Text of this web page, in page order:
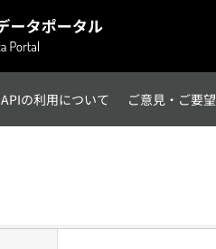
APIの利用について ご意見・ご要望